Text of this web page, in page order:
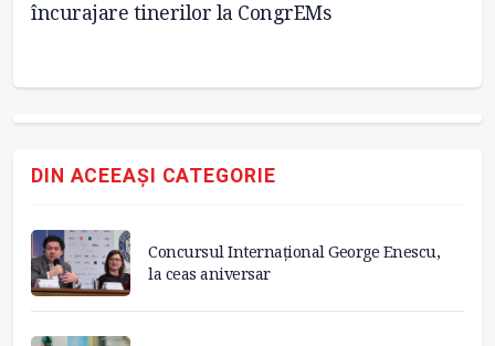
încurajare tinerilor la CongrEMs
DIN ACEEAȘI CATEGORIE
Concursul Internațional George Enescu,
la ceas aniversar